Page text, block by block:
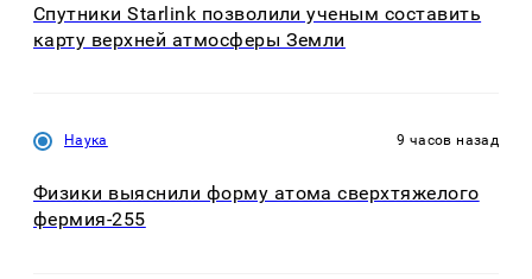
Спутники Starlink позволили ученым составить
карту верхней атмосферы Земли
Наука 9 часов назад
Физики выяснили форму атома сверхтяжелого
фермия-255